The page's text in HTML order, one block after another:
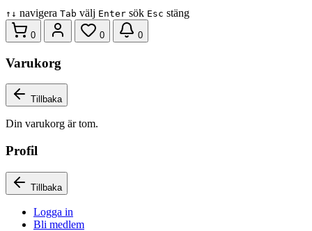
↑ ↓ navigera Tab välj Enter sök Esc stäng
0 0 0
Varukorg
Tillbaka
Din varukorg är tom.
Profil
Tillbaka
Logga in
Bli medlem